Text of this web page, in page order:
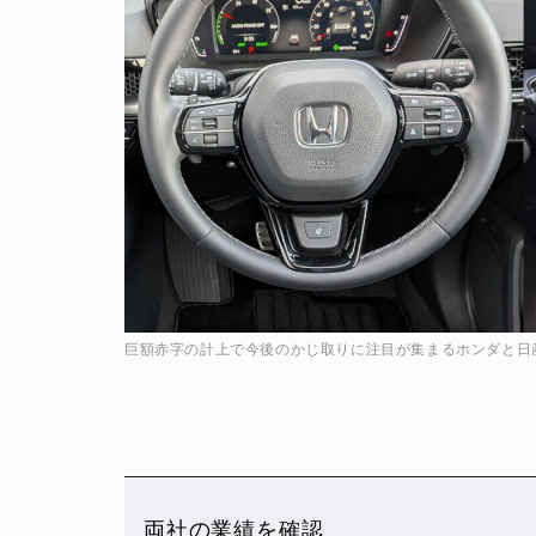
巨額赤字の計上で今後のかじ取りに注目が集まるホンダと日
両社の業績を確認